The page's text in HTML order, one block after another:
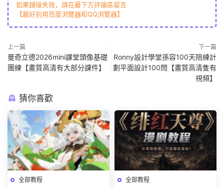
如果鏈接失效，請在最下方評論區留言
【最好别用百度浏覽器和QQ浏覽器】
上一篇
曼奇立德2026mini課堂頭像基礎
團練【畫質高清有大部分課件】
下一篇
Ronny設計學堂孫容100天陪練計
劃平面設計100問【畫質高清隻有
視頻】
猜你喜歡
全部教程 全部教程